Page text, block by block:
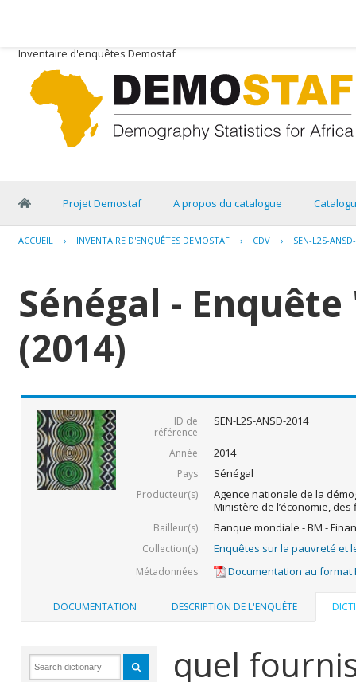
Inventaire d'enquêtes Demostaf
Projet Demostaf A propos du catalogue
ACCUEIL › INVENTAIRE D'ENQUÊTES DEMOSTAF › CDV › SEN-L2S-
Sénégal -
(2014)
ID de
référence
SEN-L2S-ANSD-2014
Année 2014
Pays Sénégal
Producteur(s)
Agence nationale de la
Ministère de l’économie,
Bailleur(s) Banque mondiale - BM -
Collection(s) Enquêtes sur la pauvreté et
Métadonnées Documentation au format
DOCUMENTATION DESCRIPTION DE L'ENQUÊTE
quel